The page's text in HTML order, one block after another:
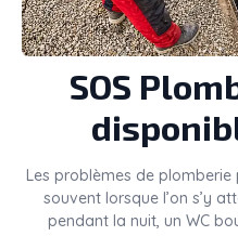
SOS
Les problèmes de
souvent lorsque l’on s’y
pendant la nuit, un WC